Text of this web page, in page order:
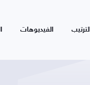
الترتيب الفيديوهات